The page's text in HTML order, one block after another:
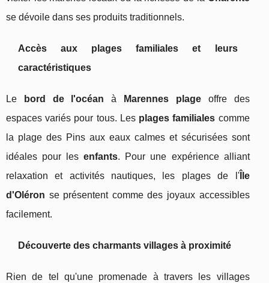
se dévoile dans ses produits traditionnels.
Accès aux plages familiales et leurs
caractéristiques
Le bord de l'océan à Marennes plageoffre des
espaces variés pour tous. Les plages familiales comme
la plage des Pins aux eaux calmes et sécurisées sont
idéales pour lesenfants. Pour une expérience alliant
relaxation et activités nautiques, les plages de l'Île
d'Oléron se présentent comme des joyaux accessibles
facilement.
Découverte des charmants villages à proximité
Rien de tel qu'une promenade à travers les villages